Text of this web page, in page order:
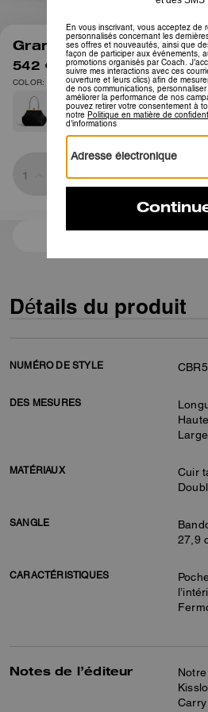
1/11
Grand Sac à Fermoir
542 € 775 €
COLOR: Laiton/Cassis
Sold
Détails du produit
NUMÉRO DE STYLE
DES MESURES
MATÉRIAUX
Cuir
SANGLE
27,9
CARACTÉRISTIQUES
Notes de l’éditeur